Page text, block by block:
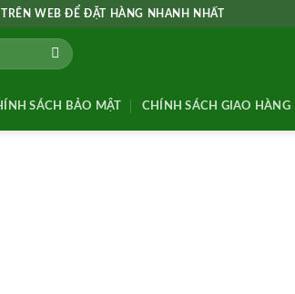
WEB ĐỂ ĐẶT HÀNG NHANH NHẤT
SÁCH BẢO MẬT CHÍNH SÁCH GIAO HÀNG